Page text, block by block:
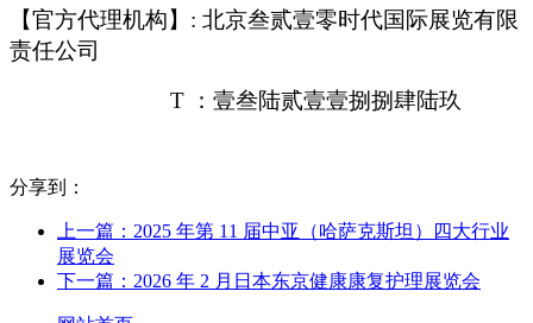
【官方代理机构】: 北京叁贰壹零时代国际展览有限
责任公司
T
：壹叁陆贰壹壹捌捌肆陆玖
分享到：
上一篇：2025 年第 11 届中亚（哈萨克斯坦）四大行业
展览会
下一篇：2026 年 2 月日本东京健康康复护理展览会